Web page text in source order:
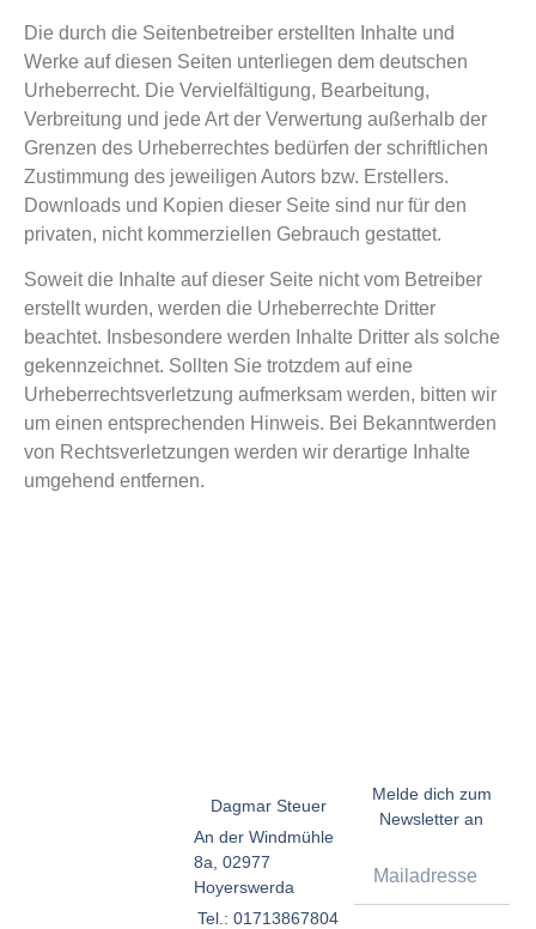
Die durch die Seitenbetreiber erstellten Inhalte und
Werke auf diesen Seiten unterliegen dem deutschen
Urheberrecht. Die Vervielfältigung, Bearbeitung,
Verbreitung und jede Art der Verwertung außerhalb der
Grenzen des Urheberrechtes bedürfen der schriftlichen
Zustimmung des jeweiligen Autors bzw. Erstellers.
Downloads und Kopien dieser Seite sind nur für den
privaten, nicht kommerziellen Gebrauch gestattet.
Soweit die Inhalte auf dieser Seite nicht vom Betreiber
erstellt wurden, werden die Urheberrechte Dritter
beachtet. Insbesondere werden Inhalte Dritter als solche
gekennzeichnet. Sollten Sie trotzdem auf eine
Urheberrechtsverletzung aufmerksam werden, bitten wir
um einen entsprechenden Hinweis. Bei Bekanntwerden
von Rechtsverletzungen werden wir derartige Inhalte
umgehend entfernen.
Dagmar Steuer
An der Windmühle
8a, 02977
Hoyerswerda
Tel.: 01713867804
Melde dich zum
Newsletter an